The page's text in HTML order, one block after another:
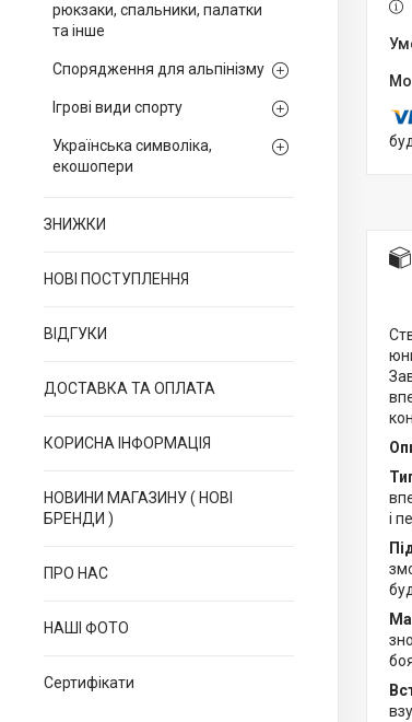
рюкзаки, спальники, палатки
та інше
Спорядження для альпінізму
Ігрові види спорту
Українська символіка,
екошопери
ЗНИЖКИ
НОВІ ПОСТУПЛЕННЯ
ВІДГУКИ
ДОСТАВКА ТА ОПЛАТА
КОРИСНА ІНФОРМАЦІЯ
НОВИНИ МАГАЗИНУ ( НОВІ
БРЕНДИ )
ПРО НАС
НАШІ ФОТО
Сертифікати
і